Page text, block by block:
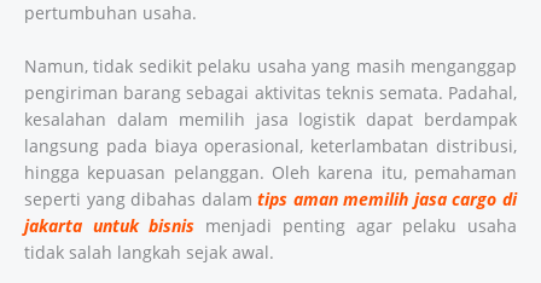
pertumbuhan usaha.
Namun, tidak sedikit pelaku usaha yang masih menganggap
pengiriman barang sebagai aktivitas teknis semata. Padahal,
kesalahan dalam memilih jasa logistik dapat berdampak
langsung pada biaya operasional, keterlambatan distribusi,
hingga kepuasan pelanggan. Oleh karena itu, pemahaman
seperti yang dibahas dalam tips aman memilih jasa cargo di
jakarta untuk bisnis menjadi penting agar pelaku usaha
tidak salah langkah sejak awal.